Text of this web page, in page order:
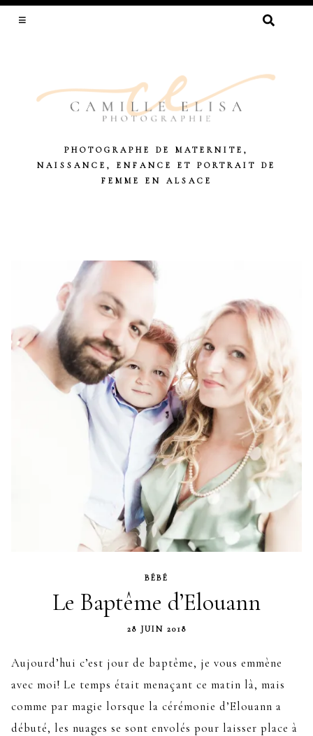
RECHERCHER :
PHOTOGRAPHE DE MATERNITE,
NAISSANCE, ENFANCE ET PORTRAIT DE
FEMME EN ALSACE
BÉBÉ
Le Baptême d’Elouann
28 JUIN 2018
Aujourd’hui c’est jour de baptême, je vous emmène
avec moi! Le temps était menaçant ce matin là, mais
comme par magie lorsque la cérémonie d’Elouann a
débuté, les nuages se sont envolés pour laisser place à